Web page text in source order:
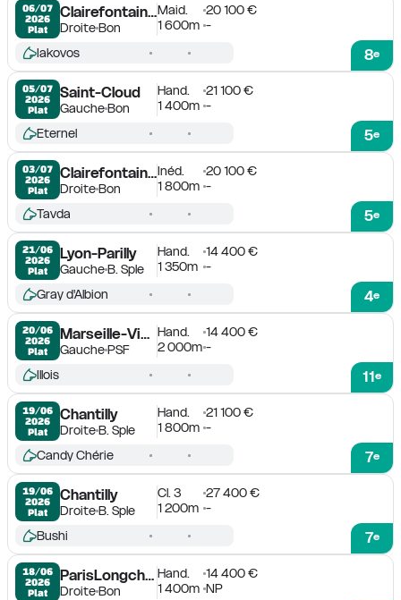
06/07
2026
Plat
Clairefontaine-Deauville
DroiteBon
Maid.
20 100 €
1 600m -
8e
Iakovos
05/07
2026
Plat
Saint-Cloud
GaucheBon
Hand.
21 100 €
1 400m -
5e
Eternel
03/07
2026
Plat
Clairefontaine-Deauville
DroiteBon
Inéd.
20 100 €
1 800m -
5e
Tavda
21/06
2026
Plat
Lyon-Parilly
GaucheB. Sple
Hand.
14 400 €
1 350m -
4e
Gray d'Albion
20/06
2026
Plat
Marseille-Vivaux
GauchePSF
Hand.
14 400 €
2 000m -
11e
Illois
19/06
2026
Plat
Chantilly
DroiteB. Sple
Hand.
21 100 €
1 800m -
7e
Candy Chérie
19/06
2026
Plat
Chantilly
DroiteB. Sple
Cl. 3
27 400 €
1 200m -
7e
Bushi
18/06
2026
Plat
ParisLongchamp
DroiteBon
Hand.
14 400 €
1 400m NP